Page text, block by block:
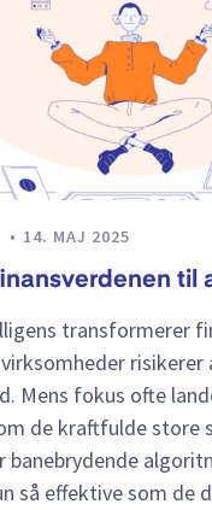
14. MAJ 2025
til
transformerer
Mens fokus ofte
de kraftfulde store
banebrydende
så effektive som de